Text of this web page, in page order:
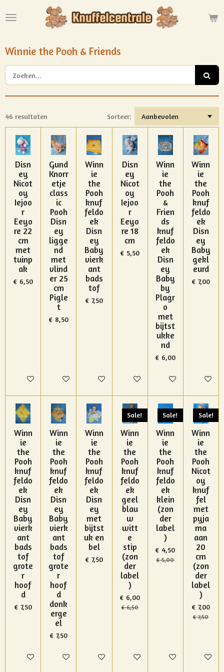
direct
hoofdinhoud
Winnie the Pooh & Friends
46 resultaten Sorteer:
Disn
ey
Nicot
oy
Iejoo
r
Eeyo
re 22
cm
met
tuinp
ak
€ 6,50
In winkelwagen
Gund
Knorr
etje
class
ic
Pooh
Disn
ey
ligge
nd
met
vlind
er 25
cm
Pigle
t
€ 8,50
In winkelwagen
Winn
ie
the
Pooh
knuf
feldo
ek
Disn
ey
Baby
vierk
ant
bads
tof
€ 7,50
In winkelwagen
Disn
ey
Nicot
oy
Iejoo
r
Eeyo
re 18
cm
€ 5,50
In winkelwagen
Winn
ie
the
Pooh
&
Frien
ds
knuf
feldo
ek
Disn
ey
Baby
by
Plagr
o
met
bijtst
ukke
nd
€ 6,00
In winkelwagen
Winn
ie
the
Pooh
knuf
feldo
ek
Disn
ey
Baby
gekl
eurd
€ 7,00
In
Winn
ie
the
Pooh
knuf
feldo
ek
Disn
ey
Baby
vierk
ant
bads
tof
grote
r
hoof
d
€ 7,50
In winkelwagen
Winn
ie
the
Pooh
knuf
feldo
ek
Disn
ey
Baby
vierk
ant
bads
tof
grote
r
hoof
d
donk
erge
el
€ 7,50
In winkelwagen
Winn
ie
the
Pooh
knuf
feldo
ek
Disn
ey
met
bijtst
uk en
bel
€ 7,50
In winkelwagen
Sale!
Winn
ie
the
Pooh
knuf
feldo
ek
geel
blau
w
witt
e
stip
(zon
der
label
)
€ 6,00
€ 6,50
In winkelwagen
Sale!
Winn
ie
the
Pooh
knuf
feldo
ek
klein
(zon
der
label
)
€ 4,50
€ 5,00
In winkelwagen
Sale!
Winn
ie
the
Pooh
Nicot
oy
knuf
fel
met
pyja
ma
aan
20
cm
(zon
der
label
)
€ 7,00
€ 7,50
In